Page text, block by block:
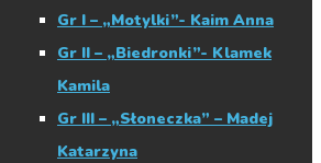
Gr I – „Motylki”- Kaim Anna
Gr II – „Biedronki”- Klamek
Kamila
Gr III – „Słoneczka” – Madej
Katarzyna